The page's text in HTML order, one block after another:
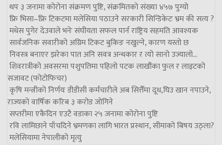
थप ३ जनामा कोरोना संक्रमण पुष्टि, संक्रमितको संख्या ४५७ पुग्यो
फ्रि भिसा–फ्रि टिकटमा मलेसिया पठाउने सरकारी सिन्डिकेटः भ्रम की सत्य ?
मधेस पुगेर देउवाले भनेः संघीयता सफल पार्न राष्ट्रिय सहमति आवश्यक
सार्वजनिक सवारीको अग्रिम टिकट बुकिङ नखुल्ने, कारण यस्तो छ
निवस्त्र बनाएर झरेका पात अनि सवत्र अन्धकार र त्यो सानो उज्यालो…
शिवरात्रीको अवसरमा पशुपतिमा पहिलो पटक लाखौंका फुल र लाइटको
सजावट (फोटोफिचर)
कृषि मन्त्रीको निर्णयः डीडीसी कर्मचारीले अब सित्तैँमा दूध,घिउ खान नपाउने,
राज्यको वार्षिक करिब ३ करोड जोगिने
सप्तरीमा एकैदिन एउटै वडाका २५ जनामा कोरोना पुष्टि
रवि लामिछाने पाँचदिने भ्रमणका लागि भारत प्रस्थान, सीमाको बिषय उठ्ला?
मलेसियामा नेपालीको मृत्यु